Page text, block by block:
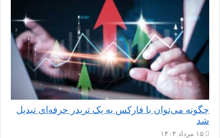
چگونه می‌توان با فارکس به یک تریدر حرفه‌ای تبدیل
شد
۱۵ مرداد ۱۴۰۴